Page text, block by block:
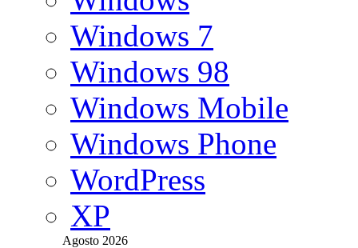
Windows 7
Windows 98
Windows Mobile
Windows Phone
WordPress
XP
Agosto 2026